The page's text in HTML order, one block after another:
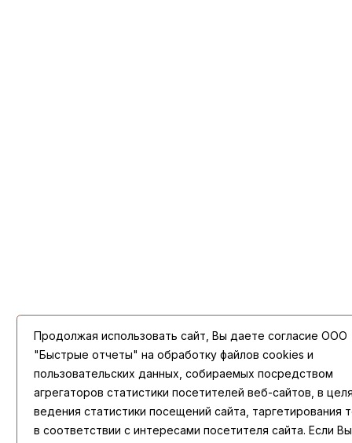
Продолжая использовать сайт, Вы даете согласие ООО
"Быстрые отчеты" на обработку файлов cookies и
пользовательских данных, собираемых посредством
агрегаторов статистики посетителей веб-сайтов, в
ведения статистики посещений сайта, таргетирования
в соответствии с интересами посетителя сайта. Если